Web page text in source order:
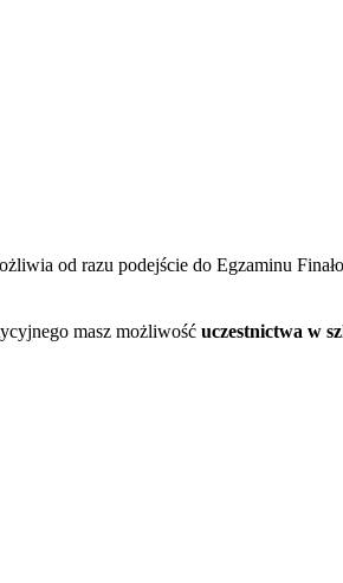
od razu podejście do Egzaminu
masz możliwość uczestnictwa w